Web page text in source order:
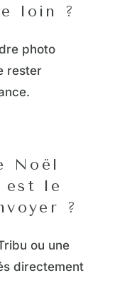
loin ?
photo
rester
Noël
est le
?
ou une
directement